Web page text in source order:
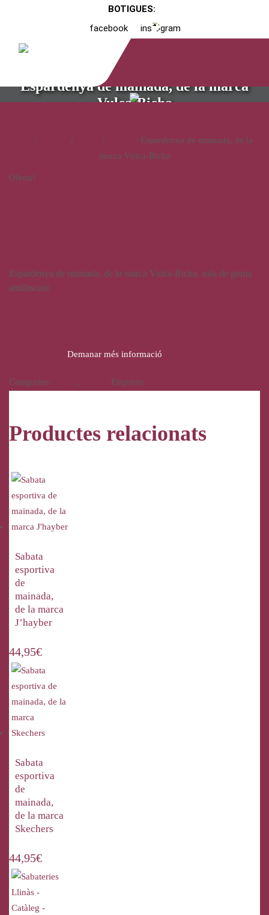
BOTIGUES:
facebook
instagram
Espardenya de mainada, de la marca
Vulca-Bicha
/ / /
/ Espardenya de mainada, de la
marca Vulca-Bicha
Oferta!
Espardenya de mainada, de la marca Vulca-Bicha, sola de goma
antilliscant
Demanar més informació
Categories: , Etiqueta:
Productes relacionats
Sabata
esportiva
de
mainada,
de la marca
J’hayber
44,95€
Sabata
esportiva
de
mainada,
de la marca
Skechers
44,95€